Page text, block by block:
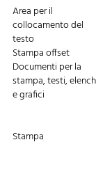
Area per il
collocamento del
testo
Stampa offset
Documenti per la
stampa, testi,
e grafici
Stampa